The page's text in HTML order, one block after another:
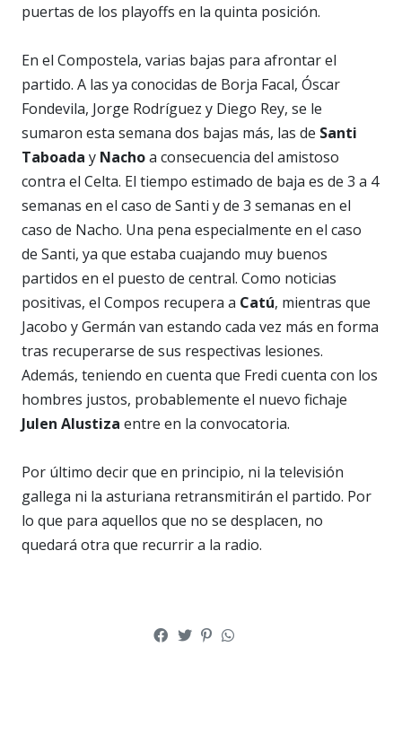
puertas de los playoffs en la quinta posición.
En el Compostela, varias bajas para afrontar el
partido. A las ya conocidas de Borja Facal, Óscar
Fondevila, Jorge Rodríguez y Diego Rey, se le
sumaron esta semana dos bajas más, las de Santi
Taboada y Nachoa consecuencia del amistoso
contra el Celta. El tiempo estimado de baja es de 3 a 4
semanas en el caso de Santi y de 3 semanas en el
caso de Nacho. Una pena especialmente en el caso
de Santi, ya que estaba cuajando muy buenos
partidos en el puesto de central. Como noticias
positivas, el Compos recupera a Catú, mientras que
Jacobo y Germán van estando cada vez más en forma
tras recuperarse de sus respectivas lesiones.
Además, teniendo en cuenta que Fredi cuenta con los
hombres justos, probablemente el nuevo fichaje
Julen Alustiza entre en la convocatoria.
Por último decir que en principio, ni la televisión
gallega ni la asturiana retransmitirán el partido. Por
lo que para aquellos que no se desplacen, no
quedará otra que recurrir a la radio.